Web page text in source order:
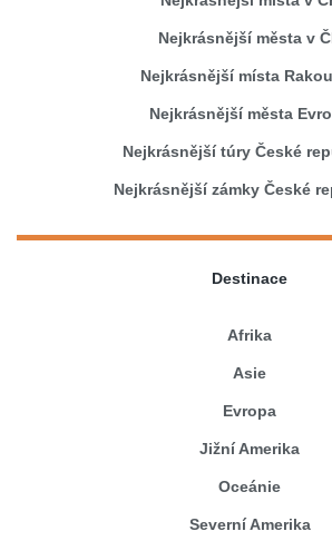
Nejkrásnější města v
Nejkrásnější místa
Nejkrásnější města
Nejkrásnější túry České
Nejkrásnější zámky České
Destinace
Afrika
Asie
Evropa
Jižní Amerika
Oceánie
Severní Amerika